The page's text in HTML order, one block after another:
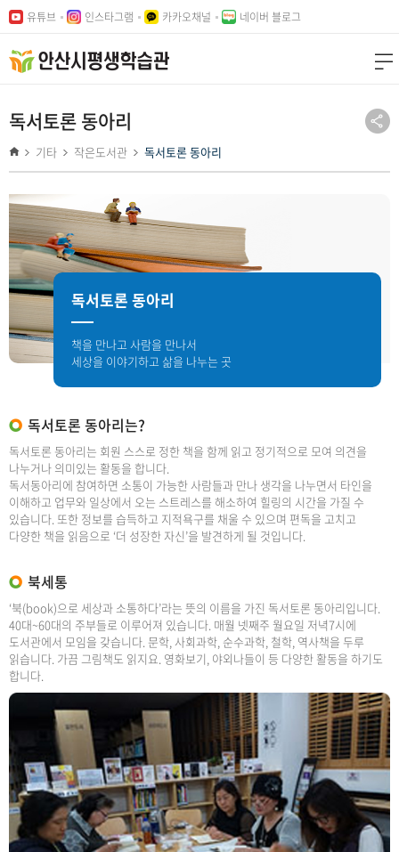
본문
바로가기
주메뉴
바로가기유튜브 인스타그램 카카오채널 네이버 블로그
독서토론 동아리
기타 작은도서관 독서토론 동아리
독서토론 동아리
책을 만나고 사람을 만나서
세상을 이야기하고 삶을 나누는 곳
독서토론 동아리는?
독서토론 동아리는 회원 스스로 정한 책을 함께 읽고 정기적으로 모여 의견을
나누거나 의미있는 활동을 합니다.
독서동아리에 참여하면 소통이 가능한 사람들과 만나 생각을 나누면서 타인을
이해하고 업무와 일상에서 오는 스트레스를 해소하여 힐링의 시간을 가질 수
있습니다. 또한 정보를 습득하고 지적욕구를 채울 수 있으며 편독을 고치고
다양한 책을 읽음으로 ‘더 성장한 자신’을 발견하게 될 것입니다.
북세통
‘북(book)으로 세상과 소통하다’라는 뜻의 이름을 가진 독서토론 동아리입니다.
40대~60대의 주부들로 이루어져 있습니다. 매월 넷째주 월요일 저녁7시에
도서관에서 모임을 갖습니다. 문학, 사회과학, 순수과학, 철학, 역사책을 두루
읽습니다. 가끔 그림책도 읽지요. 영화보기, 야외나들이 등 다양한 활동을 하기도
합니다.